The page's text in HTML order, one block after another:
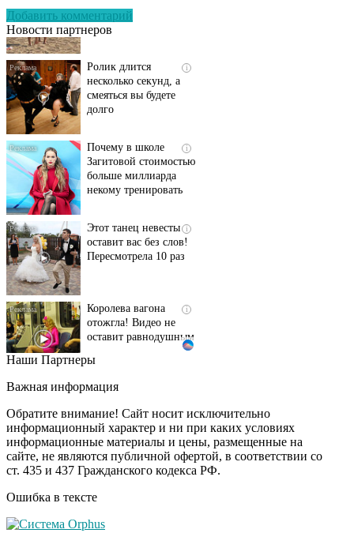
Добавить комментарий
Новости партнеров
их не видят...
смеяться вы будете
долго
больше миллиарда
некому тренировать
Пересмотрела 10 раз
оставит равнодушным
Ржу не переставая, это
не раз
i
Ролик из Омска: вы
будете смеяться долго
Ролик длится пару
Наши Партнеры
Важная информация
Обратите внимание! Сайт носит исключительно
информационный характер и ни при каких условиях
информационные материалы и цены, размещенные на
сайте, не являются публичной офертой, в соответствии со
ст. 435 и 437 Гражданского кодекса РФ.
Ошибка в тексте